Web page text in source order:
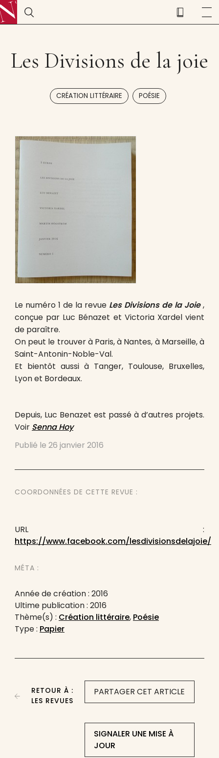
Les Divisions de la joie
CRÉATION LITTÉRAIRE , POÉSIE
Le numéro 1 de la revue Les Divisions de la Joie,
conçue par Luc Bénazet et Victoria Xardel vient
de paraître.
On peut le trouver à Paris, à Nantes, à Marseille, à
Saint-Antonin-Noble-Val.
Et bientôt aussi à Tanger, Toulouse, Bruxelles,
Lyon et Bordeaux.
Depuis, Luc Benazet est passé à d’autres projets.
Voir Senna Hoy
Publié le 26 janvier 2016
COORDONNÉES DE CETTE REVUE :
URL :
https://www.facebook.com/lesdivisionsdelajoie/
MÉTA :
Année de création : 2016
Ultime publication : 2016
Thème(s) : Création littéraire, Poésie
Type : Papier
PARTAGER CET ARTICLE
SIGNALER UNE MISE À
JOUR
RETOUR À :
LES REVUES